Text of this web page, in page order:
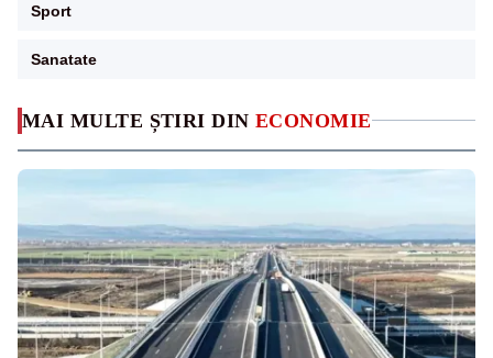
MAI MULTE ȘTIRI DIN ECONOMIE
Sport
Sanatate